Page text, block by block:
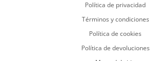
Política de privacidad
Términos y condiciones
Política de cookies
Política de devoluciones